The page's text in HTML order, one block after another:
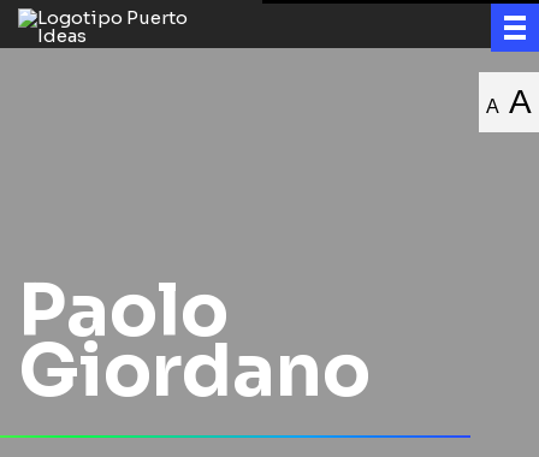
A A
Paolo
Giordano